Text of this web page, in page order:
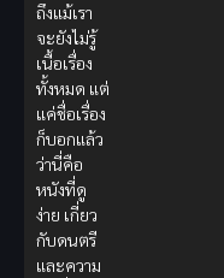
ถึงแม้เรา
จะยังไม่รู้
เนื้อเรื่อง
ทั้งหมด แต่
แค่ชื่อเรื่อง
ก็บอกแล้ว
ว่านี่คือ
หนังที่ดู
ง่าย เกี่ยว
กับดนตรี
และความ